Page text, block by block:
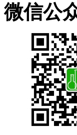
微信公